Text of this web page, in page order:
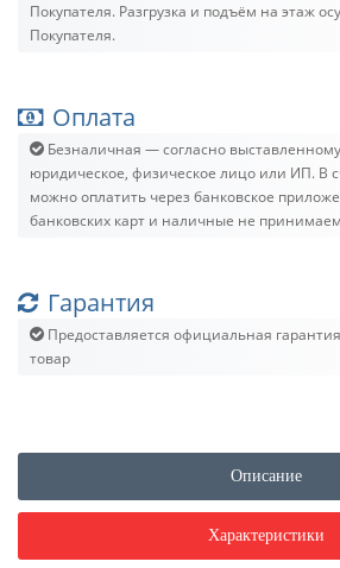
Покупателя. Разгрузка и подъём на этаж
Покупателя.
Оплата
Безналичная — согласно
юридическое, физическое лицо или ИП. В
можно оплатить через банковское
банковских карт и наличные не
Гарантия
Предоставляется официальная
товар
Описание
Характеристики